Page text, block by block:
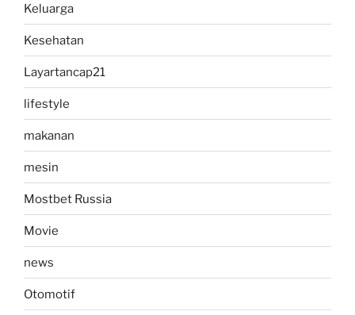
Keluarga
Kesehatan
Layartancap21
lifestyle
makanan
mesin
Mostbet Russia
Movie
news
Otomotif